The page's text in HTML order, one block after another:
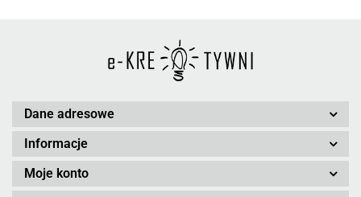
Dane adresowe
Informacje
Moje konto